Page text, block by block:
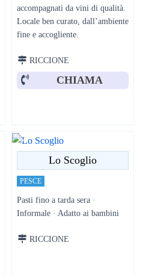
accompagnati da vini di qualità.
Locale ben curato, dall’ambiente
fine e accogliente.
RICCIONE
CHIAMA
Lo Scoglio
PESCE
Pasti fino a tarda sera ·
Informale · Adatto ai bambini
RICCIONE